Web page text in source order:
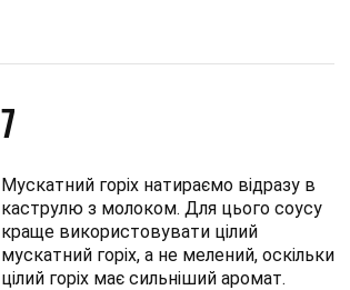
7
Мускатний горіх натираємо відразу в
каструлю з молоком. Для цього соусу
краще використовувати цілий
мускатний горіх, а не мелений, оскільки
цілий горіх має сильніший аромат.